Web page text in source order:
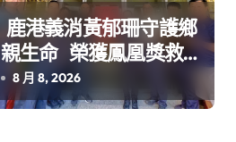
鹿港義消黃郁珊守護鄉
親生命 榮獲鳳凰獎救
護志工楷模
8 月 8, 2026